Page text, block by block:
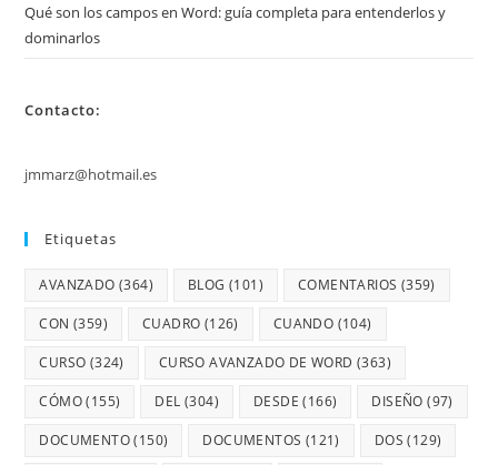
Qué son los campos en Word: guía completa para entenderlos y
dominarlos
Contacto:
jmmarz@hotmail.es
Etiquetas
AVANZADO (364) BLOG (101) COMENTARIOS (359)
CON (359) CUADRO (126) CUANDO (104)
CURSO (324) CURSO AVANZADO DE WORD (363)
CÓMO(155) DEL (304) DESDE (166) DISEÑO (97)
DOCUMENTO(150) DOCUMENTOS (121) DOS (129)